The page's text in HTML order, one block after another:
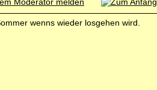
wenns wieder losgehen wird.